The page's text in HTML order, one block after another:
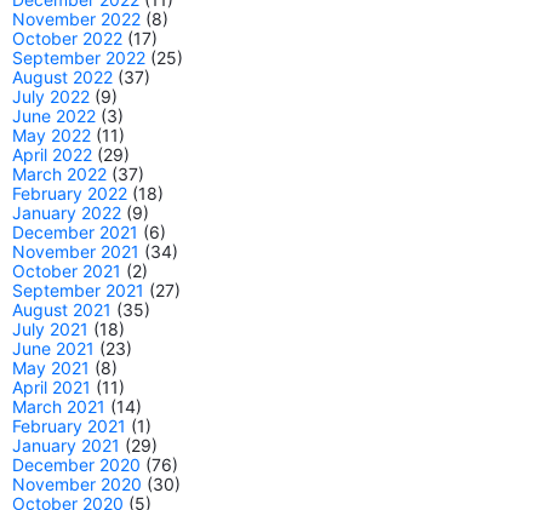
November 2022 (8)
October 2022 (17)
September 2022 (25)
August 2022 (37)
July 2022 (9)
June 2022 (3)
May 2022 (11)
April 2022 (29)
March 2022 (37)
February 2022 (18)
January 2022 (9)
December 2021 (6)
November 2021 (34)
October 2021 (2)
September 2021 (27)
August 2021 (35)
July 2021 (18)
June 2021 (23)
May 2021 (8)
April 2021 (11)
March 2021 (14)
February 2021 (1)
January 2021 (29)
December 2020 (76)
November 2020 (30)
October 2020 (5)